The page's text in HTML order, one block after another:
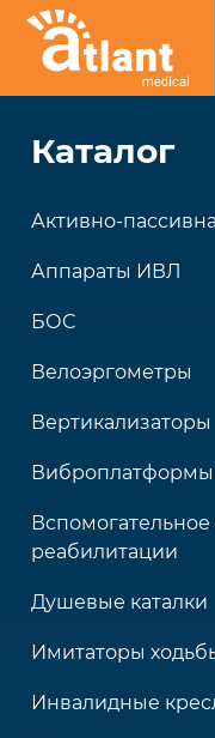
Каталог
Активно-
Аппараты ИВЛ
БОС
Велоэргометры
Вертикализаторы
Виброплатформы
реабилитации
Душевые каталки
Имитаторы
Инвалидные